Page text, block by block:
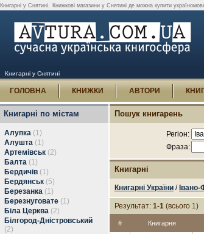
Книгарні у Снятині. Книжкові магазини у Снятині де можна купити
Книгарні у Снятині
ГОЛОВНА КНИЖКИ АВТОРИ
Книгарні по містам
Алупка (1)
Алушта (1)
Артемівськ (2)
Балта (1)
Бердичів (1)
Бердянськ (5)
Березанка (1)
Березнуговате (1)
Біла Церква (2)
Білгород-Дністровський
(2)
Пошук книгарень
Регіон:
Фраза:
Книгарні
Книгарні України /
Результат: 1-1 (всього 1)
# Книгарня